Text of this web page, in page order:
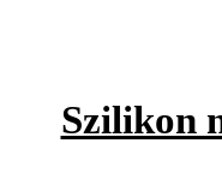
Szilikon